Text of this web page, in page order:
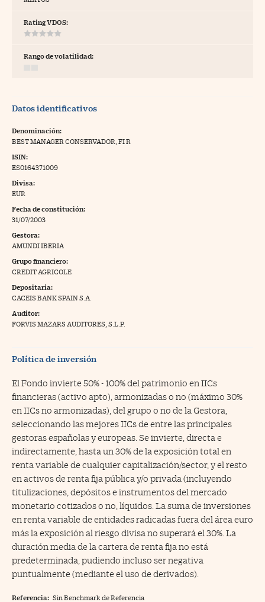
Pyme
a Cinco Días
Rating VDOS:
Rango de volatilidad:
Datos identificativos
Denominación:
BEST MANAGER CONSERVADOR, FI R
ISIN:
ES0164371009
Divisa:
EUR
Fecha de constitución:
31/07/2003
Gestora:
AMUNDI IBERIA
Grupo financiero:
CREDIT AGRICOLE
Depositaria:
CACEIS BANK SPAIN S.A.
Auditor:
FORVIS MAZARS AUDITORES, S.L.P.
Política de inversión
El Fondo invierte 50% - 100% del patrimonio en IICs
financieras (activo apto), armonizadas o no (máximo 30%
en IICs no armonizadas), del grupo o no de la Gestora,
seleccionando las mejores IICs de entre las principales
gestoras españolas y europeas. Se invierte, directa e
indirectamente, hasta un 30% de la exposición total en
renta variable de cualquier capitalización/sector, y el resto
en activos de renta fija pública y/o privada (incluyendo
titulizaciones, depósitos e instrumentos del mercado
monetario cotizados o no, líquidos. La suma de inversiones
en renta variable de entidades radicadas fuera del área euro
más la exposición al riesgo divisa no superará el 30%. La
duración media de la cartera de renta fija no está
predeterminada, pudiendo incluso ser negativa
puntualmente (mediante el uso de derivados).
Referencia: Sin Benchmark de Referencia